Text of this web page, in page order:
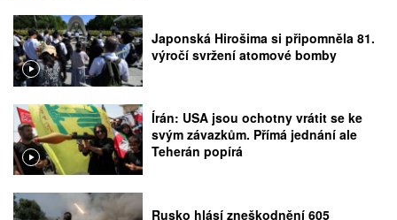
Japonská Hirošima si připomněla 81.
výročí svržení atomové bomby
Írán: USA jsou ochotny vrátit se ke
svým závazkům. Přímá jednání ale
Teherán popírá
Rusko hlásí zneškodnění 605